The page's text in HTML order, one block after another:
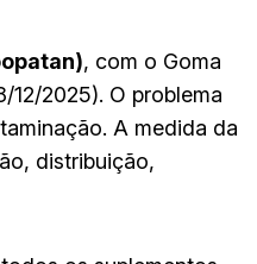
, com o Goma
12/2025). O problema
A medida da
distribuição,